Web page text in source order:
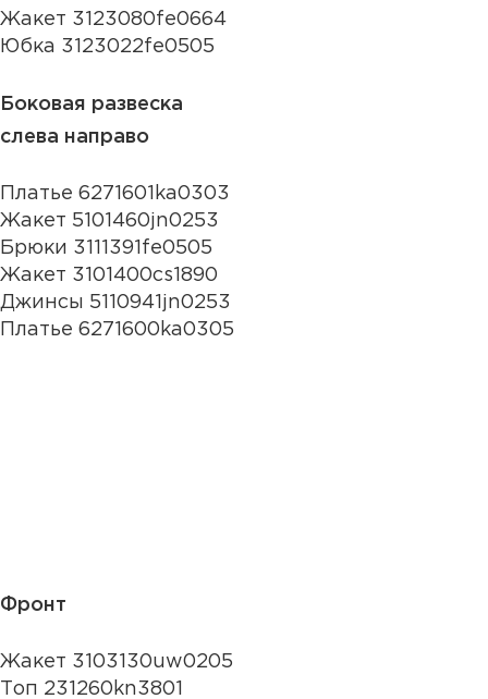
Жакет 3123080fe0664
Юбка 3123022fe0505
Боковая развеска
слева направо
Платье 6271601ka0303
Жакет 5101460jn0253
Брюки 3111391fe0505
Жакет 3101400cs1890
Джинсы 5110941jn0253
Платье 6271600ka0305
Фронт
Жакет 3103130uw0205
Топ 231260kn3801